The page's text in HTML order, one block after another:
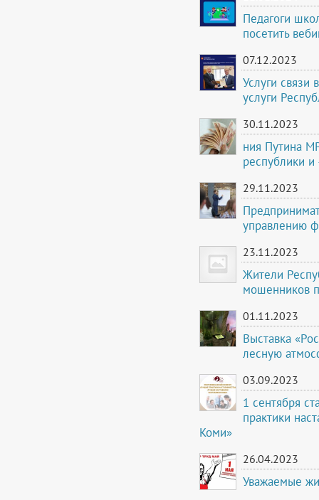
Педагоги
посетить
07.12.2023
Услуги
услуги
30.11.2023
ния Путина
республики
29.11.2023
управлению
23.11.2023
Жители
мошенников
01.11.2023
Выставка
лесную
03.09.2023
1 сентября
практики
Коми»
26.04.2023
Уважаемые